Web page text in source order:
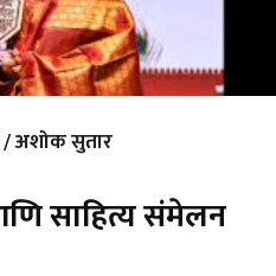
/ अशोक सुतार
साहित्य संमेलन